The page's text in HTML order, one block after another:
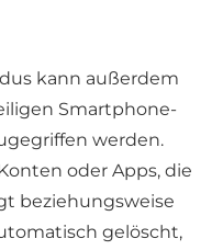
kann außerdem
Smartphone-
werden.
oder Apps, die
beziehungsweise
gelöscht,